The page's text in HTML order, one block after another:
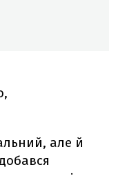
але й